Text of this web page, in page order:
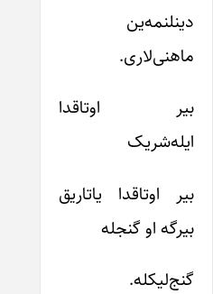
دینلنمه‌ین
ماهنی‌لاری.
بیر اوتاقدا
ایله‌شریک
بیر اوتاقدا یاتاریق
بیرگه او گنجله
گنج‌لیکله.